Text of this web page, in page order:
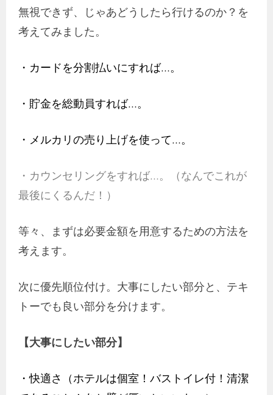
無視できず、じゃあどうしたら行けるのか？を
考えてみました。
・カードを分割払いにすれば…。
・貯金を総動員すれば…。
・メルカリの売り上げを使って…。
・カウンセリングをすれば…。（なんでこれが
最後にくるんだ！）
等々、まずは必要金額を用意するための方法を
考えます。
次に優先順位付け。大事にしたい部分と、テキ
トーでも良い部分を分けます。
【大事にしたい部分】
・快適さ（ホテルは個室！バストイレ付！清潔